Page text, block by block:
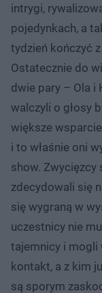
intrygi,
pojedynkach, a
tydzień kończyć
Ostatecznie do
dwie pary – Ola i
walczyli o głosy
większe
i to właśnie oni
show. Zwycięzcy
zdecydowali się
się wygraną w
uczestnicy nie
tajemnicy i mogli
kontakt, a z kim
są sporym